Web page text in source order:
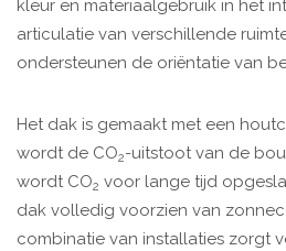
kleur en materiaalgebruik in het
articulatie van verschillende
ondersteunen de oriëntatie van
Het dak is gemaakt met een
wordt de CO2-uitstoot van de
wordt CO2 voor lange tijd
dak volledig voorzien van
combinatie van installaties zorgt